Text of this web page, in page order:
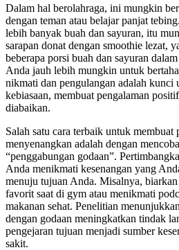
Dalam hal berolahraga, ini mungkin
dengan teman atau belajar panjat
lebih banyak buah dan sayuran, itu
sarapan donat dengan smoothie lezat,
beberapa porsi buah dan sayuran
Anda jauh lebih mungkin untuk
nikmati dan pengulangan adalah kunci
kebiasaan, membuat pengalaman
diabaikan.
Salah satu cara terbaik untuk membuat
menyenangkan adalah dengan
“penggabungan godaan”.
Anda menikmati kesenangan yang
menuju tujuan Anda. Misalnya,
favorit saat di gym atau menikmati
makanan sehat. Penelitian
dengan godaan meningkatkan tindak
pengejaran tujuan menjadi sumber
sakit.